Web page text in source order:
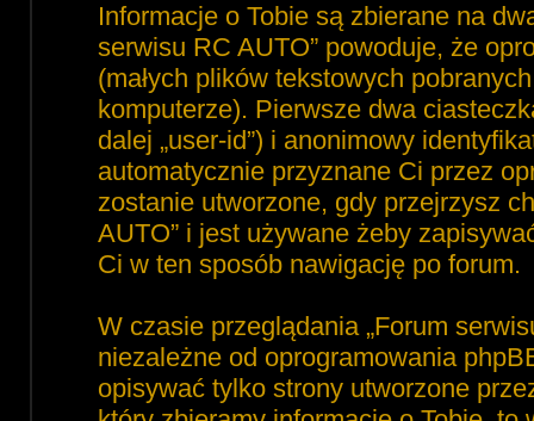
Informacje o Tobie są zbierane na
serwisu RC AUTO” powoduje, że
(małych plików tekstowych
komputerze). Pierwsze dwa
dalej „user-id”) i anonimowy
automatycznie przyznane Ci przez
zostanie utworzone, gdy przejrzysz
AUTO” i jest używane żeby
Ci w ten sposób nawigację po forum.
W czasie przeglądania „Forum
niezależne od oprogramowania
opisywać tylko strony utworzone